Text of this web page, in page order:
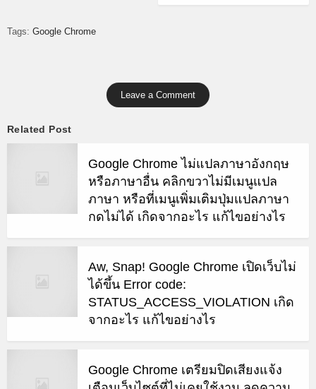
Tags: Google Chrome
Leave a Comment
Related Post
Google Chrome ไม่แปลภาษาอังกฤษ
หรือภาษาอื่น คลิกขวาไม่มีเมนูแปล
ภาษา หรือที่เมนูเพิ่มเติมปุ่มแปลภาษา
กดไม่ได้ เกิดจากอะไร แก้ไขอย่างไร
Aw, Snap! Google Chrome เปิดเว็บไม่
ได้ขึ้น Error code:
STATUS_ACCESS_VIOLATION เกิด
จากอะไร แก้ไขอย่างไร
Google Chrome เตรียมปิดเสียงแจ้ง